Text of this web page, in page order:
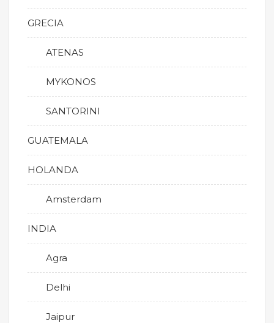
GRECIA
ATENAS
MYKONOS
SANTORINI
GUATEMALA
HOLANDA
Amsterdam
INDIA
Agra
Delhi
Jaipur